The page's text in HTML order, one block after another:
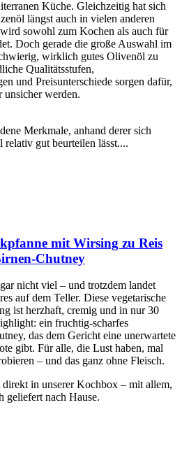
Küche. Gleichzeitig hat sich
längst auch in vielen anderen
sowohl zum Kochen als auch für
Doch gerade die große Auswahl im
wirklich gutes Olivenöl zu
Qualitätsstufen,
und Preisunterschiede sorgen dafür,
unsicher werden.
Merkmale, anhand derer sich
gut beurteilen lässt....
mit Wirsing zu Reis
Chutney
nicht viel – und trotzdem landet
auf dem Teller. Diese vegetarische
ist herzhaft, cremig und in nur 30
ein fruchtig-scharfes
das dem Gericht eine unerwartete
gibt. Für alle, die Lust haben, mal
– und das ganz ohne Fleisch.
direkt in unserer Kochbox – mit allem,
geliefert nach Hause.